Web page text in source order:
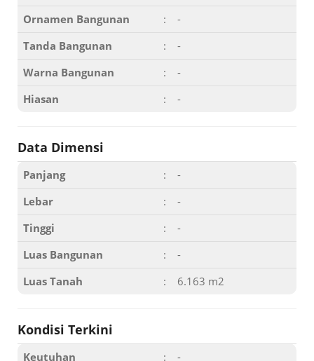
Ornamen Bangunan
:
-
Tanda Bangunan
:
-
Warna Bangunan
:
-
Hiasan
: -
Data Dimensi
Panjang :
-
Lebar
:
-
Tinggi
:
-
Luas Bangunan
:
-
Luas Tanah
: 6.163 m2
Kondisi Terkini
Keutuhan : -